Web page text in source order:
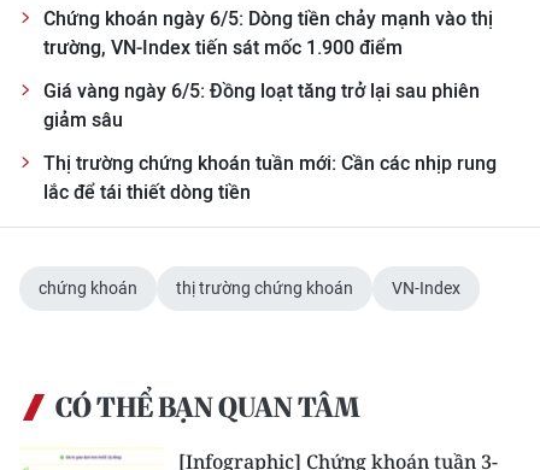
TIN MỚI
TIN ĐỊA PHƯƠNG
Trung du và miền núi phía Bắc
Đồng bằng sông Hồng
Bắc Trung Bộ
Đông Nam Bộ
Đồng bằng sông Cửu Long
Chứng khoán ngày 6/5: Dòng tiền chảy mạnh vào thị
trường, VN-Index tiến sát mốc 1.900 điểm
Giá vàng ngày 6/5: Đồng loạt tăng trở lại sau phiên
giảm sâu
Thị trường chứng khoán tuần mới: Cần các nhịp rung
lắc để tái thiết dòng tiền
chứng khoán thị trường chứng khoán VN-Index
CÓ THỂ BẠN QUAN TÂM
[Infographic] Chứng khoán tuần 3-